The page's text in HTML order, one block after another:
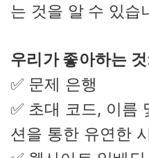
는 것을 알 수 있습
우리가 좋아하는 것
✅ 문제 은행
✅ 초대 코드, 이름
션을 통한 유연한